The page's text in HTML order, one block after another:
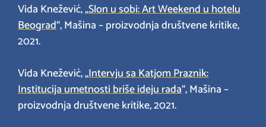
Vida Knežević, „Slon u sobi: Art Weekend u hotelu
Beograd“, Mašina – proizvodnja društvene kritike,
2021.
Vida Knežević, „Intervju sa Katjom Praznik:
Institucija umetnosti briše ideju rada“, Mašina –
proizvodnja društvene kritike, 2021.